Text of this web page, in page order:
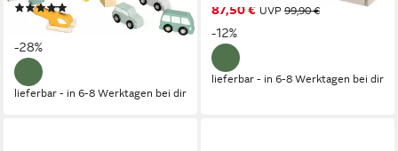
90,13 € UVP 125,00 €
-28%
lieferbar - in 6-8 Werktagen bei dir
87,50 € UVP 99,90 €
-12%
lieferbar - in 6-8 Werktagen bei dir